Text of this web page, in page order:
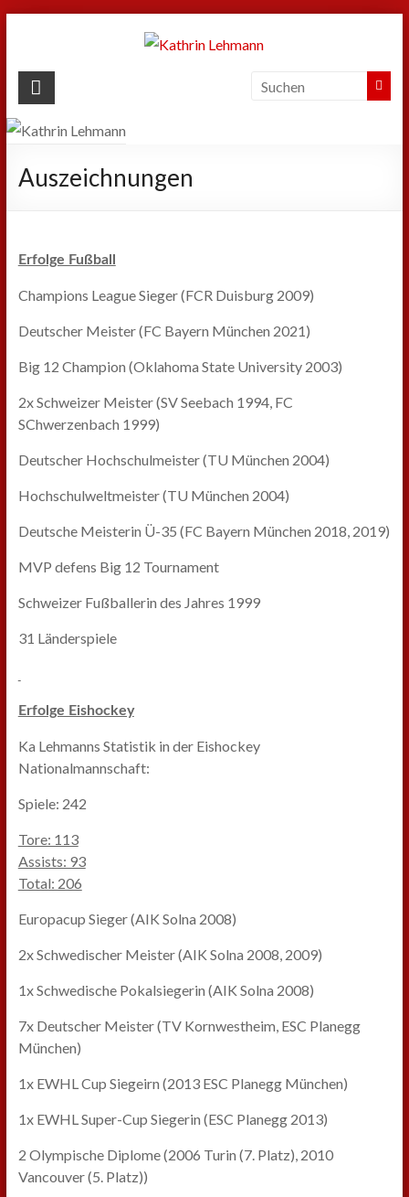
springen
Kathrin
Lehmann
|
Auszeichnungen
Erfolge Fußball
Champions League Sieger (FCR Duisburg 2009)
Deutscher Meister (FC Bayern München 2021)
Big 12 Champion (Oklahoma State University 2003)
2x Schweizer Meister (SV Seebach 1994, FC
SChwerzenbach 1999)
Deutscher Hochschulmeister (TU München 2004)
Hochschulweltmeister (TU München 2004)
Deutsche Meisterin Ü-35 (FC Bayern München 2018, 2019)
MVP defens Big 12 Tournament
Schweizer Fußballerin des Jahres 1999
31 Länderspiele
Erfolge Eishockey
Ka Lehmanns Statistik in der Eishockey
Nationalmannschaft:
Spiele: 242
Tore: 113
Assists: 93
Total: 206
Europacup Sieger (AIK Solna 2008)
2x Schwedischer Meister (AIK Solna 2008, 2009)
1x Schwedische Pokalsiegerin (AIK Solna 2008)
7x Deutscher Meister (TV Kornwestheim, ESC Planegg
München)
1x EWHL Cup Siegeirn (2013 ESC Planegg München)
1x EWHL Super-Cup Siegerin (ESC Planegg 2013)
2 Olympische Diplome (2006 Turin (7. Platz), 2010
Vancouver (5. Platz))